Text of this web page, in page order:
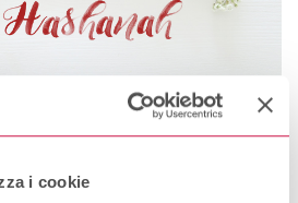
i cookie
ebraico e cade i primi due giorni